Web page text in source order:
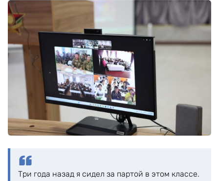
Три года назад я сидел за партой в этом классе.